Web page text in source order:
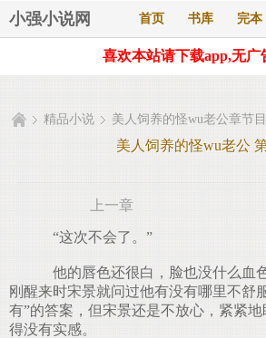
小强小说网 首页 书库 完本
喜欢本站请下载app,无广
精品小说 美人饲养的怪wu老公章节
美人饲养的怪wu老公
上一章
“这次不会了。”
他的唇色还很白，脸也没什么血
刚醒来时宋景就问过他有没有哪里不舒
有”的答案，但宋景还是不放心，紧紧
得没有实感。